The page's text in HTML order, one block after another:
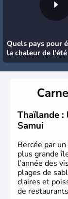
Quels pays pour
la chaleur de l'été
Thaïlande :
Samui
Bercée par
plus grande
l’année des
plages de
claires et
de